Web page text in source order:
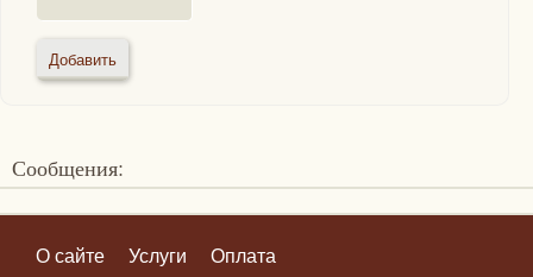
Сообщения:
О сайте Услуги
Оплата